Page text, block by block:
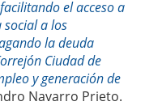
el acceso a
a los
la deuda
Ciudad de
y generación de
Navarro Prieto.